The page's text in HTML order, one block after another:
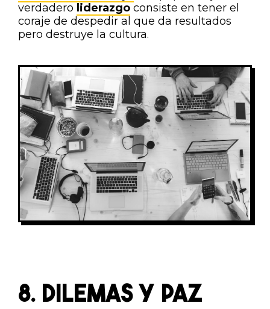
verdadero liderazgo consiste en tener el
coraje de despedir al que da resultados
pero destruye la cultura.
8. DILEMAS Y PAZ